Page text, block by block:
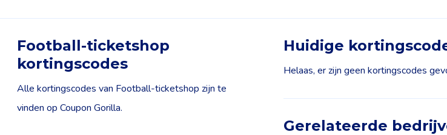
Football-ticketshop
kortingscodes
Alle kortingscodes van Football-ticketshop zijn te
vinden op Coupon Gorilla.
Huidige
Helaas, er zijn geen kortingscodes
Gerelateerde